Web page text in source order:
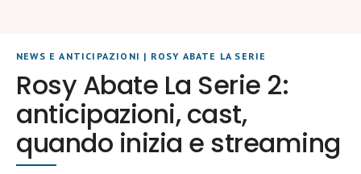
NEWS E ANTICIPAZIONI | ROSY ABATE LA SERIE
Rosy Abate La Serie 2:
anticipazioni, cast,
quando inizia e streaming